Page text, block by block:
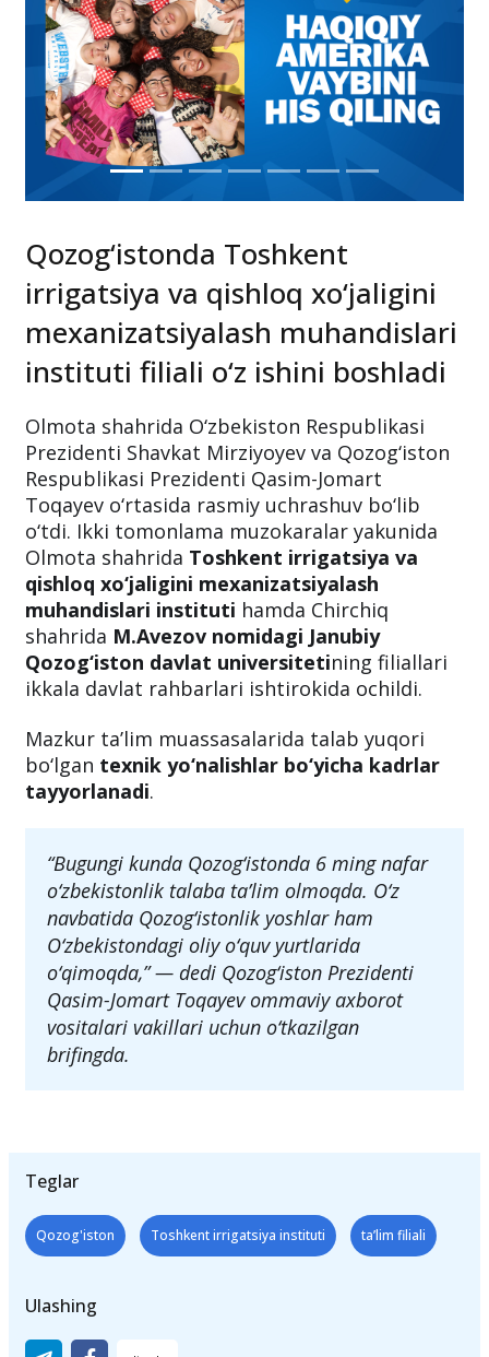
Qozog‘istonda Toshkent
irrigatsiya va qishloq xo‘jaligini
mexanizatsiyalash muhandislari
instituti filiali o‘z ishini boshladi
Olmota shahrida O‘zbekiston Respublikasi
Prezidenti Shavkat Mirziyoyev va Qozog‘iston
Respublikasi Prezidenti Qasim-Jomart
Toqayev o‘rtasida rasmiy uchrashuv bo‘lib
o‘tdi. Ikki tomonlama muzokaralar yakunida
Olmota shahrida Toshkent irrigatsiya va
qishloq xo‘jaligini mexanizatsiyalash
muhandislari instituti hamda Chirchiq
shahrida M.Avezov nomidagi Janubiy
Qozog‘iston davlat universitetining filiallari
ikkala davlat rahbarlari ishtirokida ochildi.
Mazkur ta’lim muassasalarida talab yuqori
bo‘lgan texnik yo‘nalishlar bo‘yicha kadrlar
tayyorlanadi.
“Bugungi kunda Qozog‘istonda 6 ming nafar
o‘zbekistonlik talaba ta’lim olmoqda. O‘z
navbatida Qozog‘istonlik yoshlar ham
O‘zbekistondagi oliy o‘quv yurtlarida
o‘qimoqda,” — dedi Qozog‘iston Prezidenti
Qasim-Jomart Toqayev ommaviy axborot
vositalari vakillari uchun o‘tkazilgan
brifingda.
Teglar
Qozog'iston Toshkent irrigatsiya instituti ta’lim filiali
Ulashing